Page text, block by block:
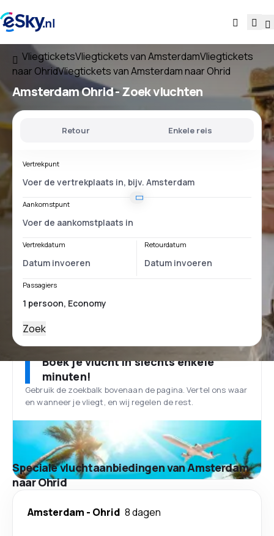
VliegticketsVliegtickets van AmsterdamVliegtickets
naar OhridVliegtickets van Amsterdam naar Ohrid
Amsterdam Ohrid- Zoek vluchten
Retour Enkele reis
Vertrekpunt
Aankomstpunt
Vertrekdatum Retourdatum
Passagiers
Zoek
Boek je vlucht in slechts enkele
minuten!
Gebruik de zoekbalk bovenaan de pagina. Vertel ons waar
en wanneer je vliegt, en wij regelen de rest.
Speciale vluchtaanbiedingen van Amsterdam
naar Ohrid
Amsterdam - Ohrid 8 dagen